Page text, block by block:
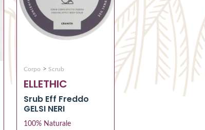
Corpo > Scrub
ELLETHIC
Srub Eff Freddo
GELSI NERI
100% Naturale